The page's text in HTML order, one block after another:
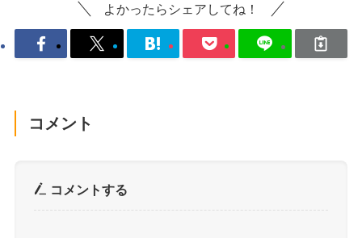
よかったらシェアしてね！
コメント
コメントする